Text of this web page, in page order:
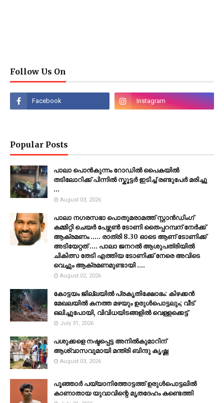
Follow Us On
Popular Posts
പാലാ പൊൻകുന്നം റോഡിൽ പൈകയിൽ
തടിലോറിക്ക് പിന്നിൽ സ്കൂട്ടർ ഇടിച്ച് രണ്ടുപേർ മരിച്ചു
...
August 03, 2026
പാലാ നഗരസഭാ പൊതുമരാമത്ത് സ്റ്റാൻഡിംഗ്
കമ്മിറ്റി ചെയർ പേഴ്സൺ ടോണി തൈപ്പറമ്പന് നേർക്ക്
ആക്രമണം ..... രാത്രി 8.30 ഓടെ ആണ് ടോണിക്ക്
അടിയേറ്റത് .... പാലാ ജനറൽ ആശുപത്രിയിൽ
ചികിത്സ തേടി എത്തിയ ടോണിക്ക് നേരെ അവിടെ
വെച്ചും ആക്രമണമുണ്ടായി ....
August 02, 2026
കോട്ടയം ജില്ലയില്‍ പ്രകൃതിക്ഷോഭം: കിഴക്കന്‍
മേഖലയില്‍ കനത്ത മഴയും ഉരുള്‍പൊട്ടലും; വീട്
ഒലിച്ചുപോയി, വിവിധയിടങ്ങളില്‍ വെള്ളക്കെട്ട്
July 31, 2026
പശുക്കളെ നഷ്ടപ്പെട്ട അനിൽകുമാറിന്
ആശ്വാസവുമായി മന്ത്രി ബിന്ദു കൃഷ്ണ
August 03, 2026
പൂഞ്ഞാര്‍ പയ്യാനിത്തോട്ടത്ത് ഉരുള്‍പൊട്ടലില്‍
കാണാതായ യുവാവിന്റെ മൃതദേഹം കണ്ടെത്തി